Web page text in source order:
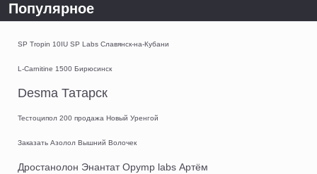
Популярное
SP Tropin 10IU SP Labs Славянск-на-Кубани
L-Carnitine 1500 Бирюсинск
Desma Татарск
Тестоципол 200 продажа Новый Уренгой
Заказать Азолол Вышний Волочек
Дростанолон Энантат Opymp labs Артём